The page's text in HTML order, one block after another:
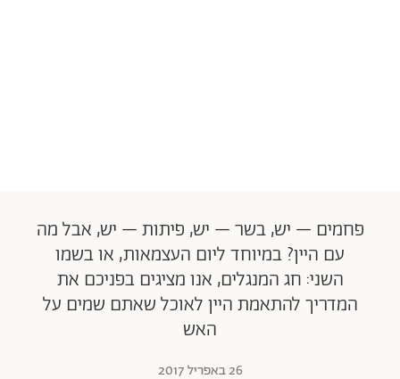
פחמים – יש, בשר – יש, פיתות – יש, אבל מה
עם היין? במיוחד ליום העצמאות, או בשמו
השני: חג המנגלים, אנו מציגים בפניכם את
המדריך להתאמת היין לאוכל שאתם שמים על
האש
26 באפריל 2017